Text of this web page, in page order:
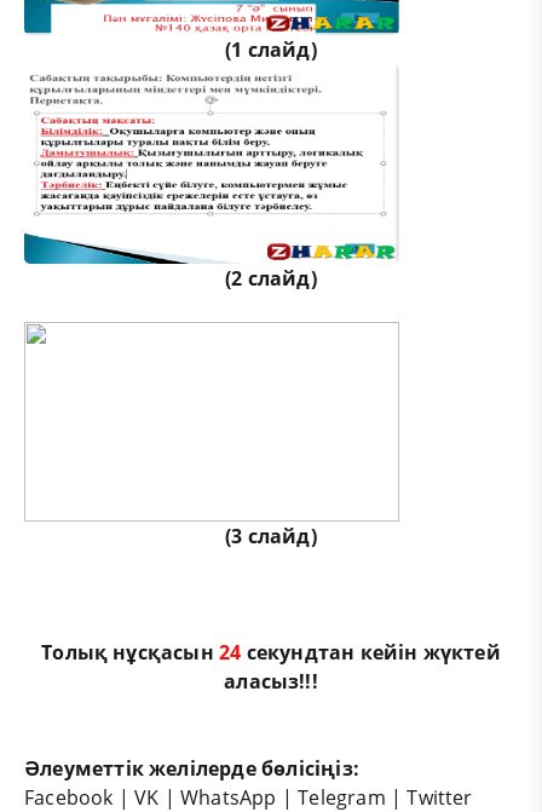
(1 слайд)
(2 слайд)
(3 слайд)
Толық нұсқасын24 секундтан кейін жүктей
аласыз!!!
Әлеуметтік желілерде бөлісіңіз:
Facebook |VK |WhatsApp |Telegram |Twitter